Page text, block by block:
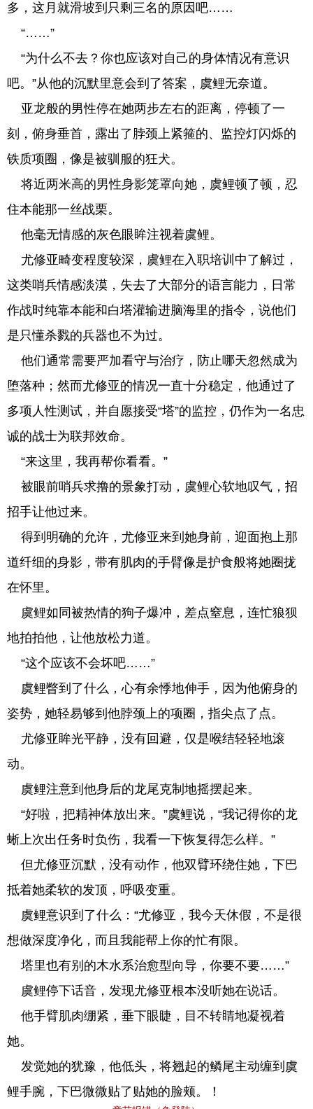
多，这月就滑坡到只剩三名的原因吧……
“……”
“为什么不去？你也应该对自己的身体情况有意识
吧。”从他的沉默里意会到了答案，虞鲤无奈道。
亚龙般的男性停在她两步左右的距离，停顿了一
刻，俯身垂首，露出了脖颈上紧箍的、监控灯闪烁的
铁质项圈，像是被驯服的狂犬。
将近两米高的男性身影笼罩向她，虞鲤顿了顿，忍
住本能那一丝战栗。
他毫无情感的灰色眼眸注视着虞鲤。
尤修亚畸变程度较深，虞鲤在入职培训中了解过，
这类哨兵情感淡漠，失去了大部分的语言能力，日常
作战时纯靠本能和白塔灌输进脑海里的指令，说他们
是只懂杀戮的兵器也不为过。
他们通常需要严加看守与治疗，防止哪天忽然成为
堕落种；然而尤修亚的情况一直十分稳定，他通过了
多项人性测试，并自愿接受“塔”的监控，仍作为一名忠
诚的战士为联邦效命。
“来这里，我再帮你看看。”
被眼前哨兵求撸的景象打动，虞鲤心软地叹气，招
招手让他过来。
得到明确的允许，尤修亚来到她身前，迎面抱上那
道纤细的身影，带有肌肉的手臂像是护食般将她圈拢
在怀里。
虞鲤如同被热情的狗子爆冲，差点窒息，连忙狼狈
地拍拍他，让他放松力道。
“这个应该不会坏吧……”
虞鲤瞥到了什么，心有余悸地伸手，因为他俯身的
姿势，她轻易够到他脖颈上的项圈，指尖点了点。
尤修亚眸光平静，没有回避，仅是喉结轻轻地滚
动。
虞鲤注意到他身后的龙尾克制地摇摆起来。
“好啦，把精神体放出来。”虞鲤说，“我记得你的龙
蜥上次出任务时负伤，我看一下恢复得怎么样。”
但尤修亚沉默，没有动作，他双臂环绕住她，下巴
抵着她柔软的发顶，呼吸变重。
虞鲤意识到了什么：“尤修亚，我今天休假，不是很
想做深度净化，而且我能帮上你的忙有限。
塔里也有别的木水系治愈型向导，你要不要……”
虞鲤停下话音，发现尤修亚根本没听她在说话。
他手臂肌肉绷紧，垂下眼睫，目不转睛地凝视着
她。
发觉她的犹豫，他低头，将翘起的鳞尾主动缠到虞
鲤手腕，下巴微微贴了贴她的脸颊。！